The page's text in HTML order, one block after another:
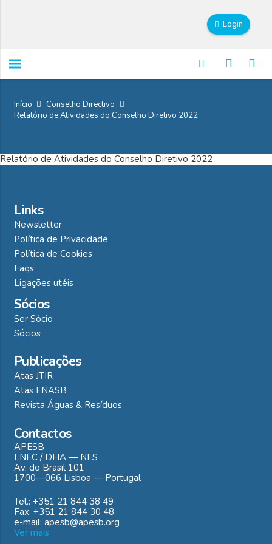
Login
Início
Conselho Directivo
Relatório de Atividades do Conselho Diretivo 2022
Relatório de Atividades do Conselho Diretivo 2022
Links
Newsletter
Política de Privacidade
Política de Cookies
Faqs
Ligações utéis
Sócios
Ser Sócio
Sócios
Publicações
Atas JTIR
Atas ENASB
Revista Águas & Resíduos
Contactos
APESB
LNEC / DHA — NES
Av. do Brasil 101
1700—066 Lisboa — Portugal
Tel.: +351 21 844 38 49
Fax: +351 21 844 30 48
e-mail: apesb@apesb.org
Ver mais